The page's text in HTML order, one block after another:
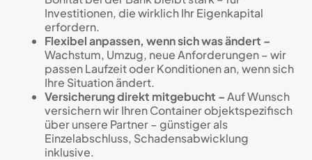
Investitionen, die wirklich Ihr Eigenkapital
erfordern.
Flexibel anpassen, wenn sich was ändert –
Wachstum, Umzug, neue Anforderungen – wir
passen Laufzeit oder Konditionen an, wenn sich
Ihre Situation ändert.
Versicherung direkt mitgebucht –Auf Wunsch
versichern wir Ihren Container objektspezifisch
über unsere Partner – günstiger als
Einzelabschluss, Schadensabwicklung
inklusive.